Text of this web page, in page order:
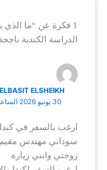
1 فكرة عن “ما
الدراسة الكندية
ELSHEIKH
30 يونيو 2026 الساعة 10:43 م
ارغب بالسفر في كندا
سوداني مهندس مقيم
زوجتي وابني زياره